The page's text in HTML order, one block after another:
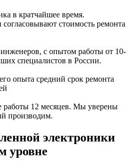
в кратчайшее время.
стоимость ремонта
с опытом работы от 10-
специалистов в России.
опыта средний срок ремонта
работы 12 месяцев. Мы уверены
производим.
электроники
уровне